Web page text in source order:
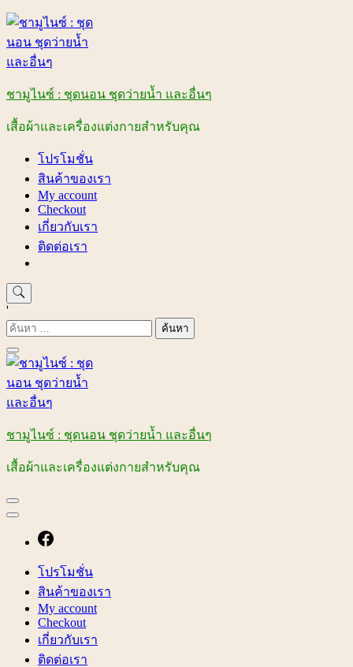
Skip
content
ชามูไนซ์ : ชุดนอน ชุดว่ายน้ำ และอื่นๆ
เสื้อผ้าและเครื่องแต่งกายสำหรับคุณ
โปรโมชั่น
สินค้าของเรา
My account
Checkout
เกี่ยวกับเรา
ติดต่อเรา
'
ค้นหา
สำหรับ:
ชามูไนซ์ : ชุดนอน ชุดว่ายน้ำ และอื่นๆ
เสื้อผ้าและเครื่องแต่งกายสำหรับคุณ
โปรโมชั่น
สินค้าของเรา
My account
Checkout
เกี่ยวกับเรา
ติดต่อเรา